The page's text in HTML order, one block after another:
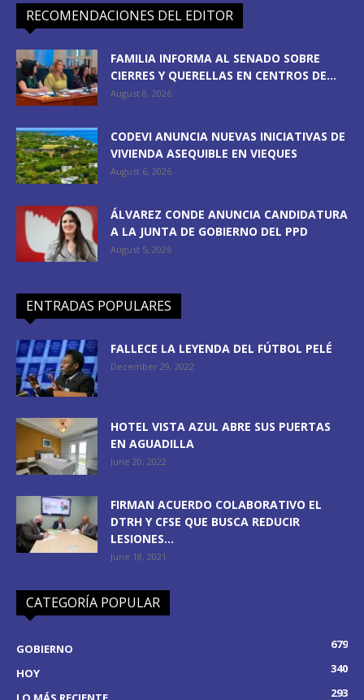
RECOMENDACIONES DEL EDITOR
FAMILIA INFORMA AL SENADO SOBRE
CIERRES Y QUERELLAS EN CENTROS DE...
August 8, 2026
CODEVI ANUNCIA NUEVAS INICIATIVAS DE
VIVIENDA ASEQUIBLE EN VIEQUES
August 6, 2026
ÁLVAREZ CONDE ANUNCIA CANDIDATURA
A LA JUNTA DE GOBIERNO DEL PPD
August 5, 2026
ENTRADAS POPULARES
FALLECE LA LEYENDA DEL FÚTBOL PELÉ
December 29, 2022
HOTEL VISTA AZUL ABRE SUS PUERTAS
EN AGUADILLA
June 20, 2022
FIRMAN ACUERDO COLABORATIVO EL
DTRH Y CFSE QUE BUSCA REDUCIR
LESIONES...
June 18, 2021
CATEGORÍA POPULAR
GOBIERNO
679
HOY
340
293